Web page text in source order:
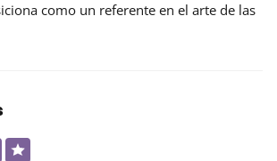
como un referente en el arte de las